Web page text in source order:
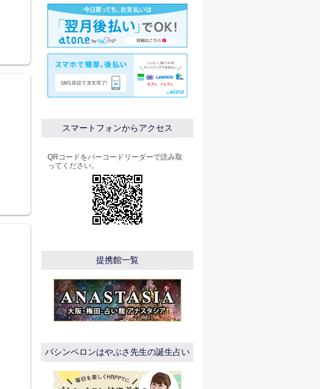
スマートフォンからアクセス
QRコードをバーコードリーダーで読み取
ってください。
提携館一覧
パシンペロンはやぶさ先生の誕生占い